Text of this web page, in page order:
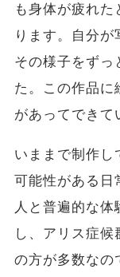
も身体が疲れ
ります。自分が
その様子をずっ
た。この作品に
があってできて
いままで制作し
可能性がある日
人と普遍的な体
し、アリス症
の方が多数なの